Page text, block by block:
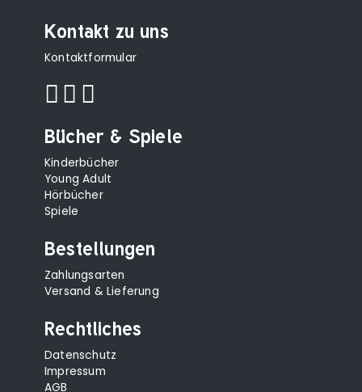
Kontakt zu uns
Kontaktformular
Bücher & Spiele
Kinderbücher
Young Adult
Hörbücher
Spiele
Bestellungen
Zahlungsarten
Versand & Lieferung
Rechtliches
Datenschutz
Impressum
AGB